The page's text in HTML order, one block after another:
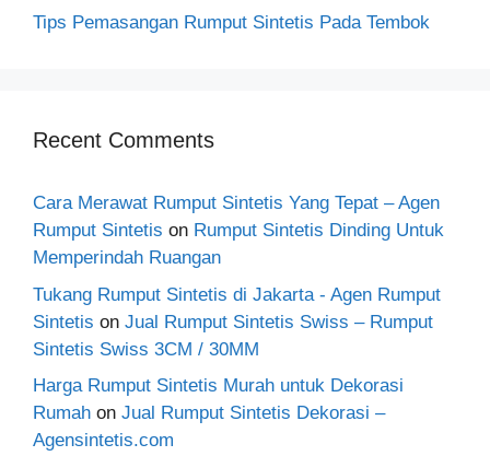
Tips Pemasangan Rumput Sintetis Pada Tembok
Recent Comments
Cara Merawat Rumput Sintetis Yang Tepat – Agen
Rumput Sintetis on Rumput Sintetis Dinding Untuk
Memperindah Ruangan
Tukang Rumput Sintetis di Jakarta - Agen Rumput
Sintetis on Jual Rumput Sintetis Swiss – Rumput
Sintetis Swiss 3CM / 30MM
Harga Rumput Sintetis Murah untuk Dekorasi
Rumah on Jual Rumput Sintetis Dekorasi –
Agensintetis.com